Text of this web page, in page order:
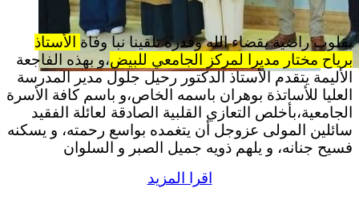
بقلوب راضية بقضاء الله وقدره تلقينا نبا وفاة الأستاذ
برياح مختار مديرا لمركز الجامعي للبيض،و بهذه الفاجعة
الأليمة يتقدم الأستاذ الدكتور رحيل جلول مدير المدرسة
العليا للأساتذة بوهران باسمه الخاص،و باسم كافة الأسرة
الجامعية،بأخلص التعازي القلبية الصادقة لعائلة الفقيد
سائلين المولى عزوجل أن يتغمده بواسع رحمته، و يسكنه
فسيح جنانه، و يلهم ذويه جميل الصبر و السلوان
اقرا المزيد